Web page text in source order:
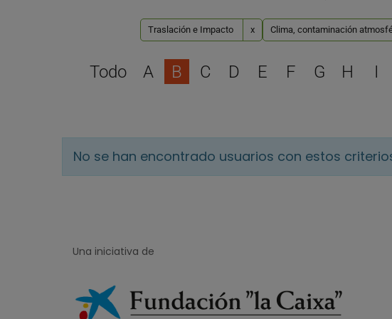
Traslación e Impacto x Clima, contaminación
Todo A B C D E F G H I
No se han encontrado usuarios con estos
Una iniciativa de